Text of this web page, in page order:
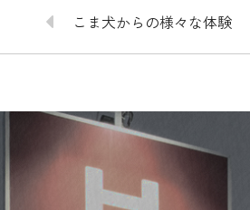
こま犬からの様々な体験